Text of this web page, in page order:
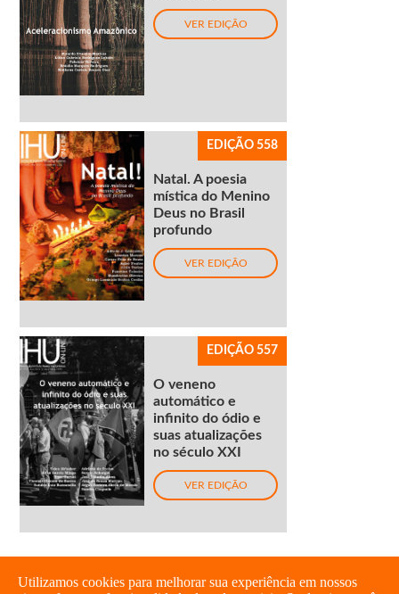
VER EDIÇÃO
EDIÇÃO 558
Natal. A poesia
mística do Menino
Deus no Brasil
profundo
VER EDIÇÃO
EDIÇÃO 557
O veneno
automático e
infinito do ódio e
suas atualizações
no século XXI
VER EDIÇÃO
Utilizamos cookies para melhorar sua experiência em nossos